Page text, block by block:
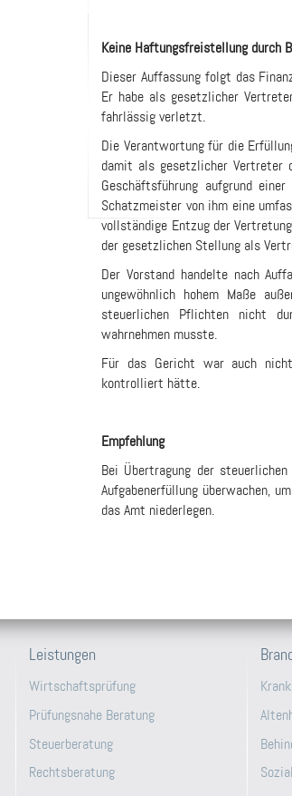
Keine Haftungsfreistellung durch
Dieser Auffassung folgt das
Er habe als gesetzlicher
fahrlässig verletzt.
Die Verantwortung für die
damit als gesetzlicher Vertreter
Geschäftsführung aufgrund
Schatzmeister von ihm eine
vollständige Entzug der
der gesetzlichen Stellung als
Der Vorstand handelte nach
ungewöhnlich hohem Maße
steuerlichen Pflichten nicht
wahrnehmen musste.
Für das Gericht war auch
kontrolliert hätte.
Empfehlung
Bei Übertragung der
Aufgabenerfüllung überwachen,
das Amt niederlegen.
Leistungen
Wirtschaftsprüfung
Prüfungsnahe Beratung
Steuerberatung
Rechtsberatung